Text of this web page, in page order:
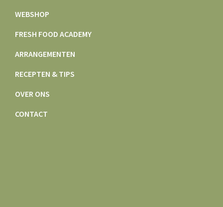
WEBSHOP
FRESH FOOD ACADEMY
ARRANGEMENTEN
RECEPTEN & TIPS
OVER ONS
CONTACT